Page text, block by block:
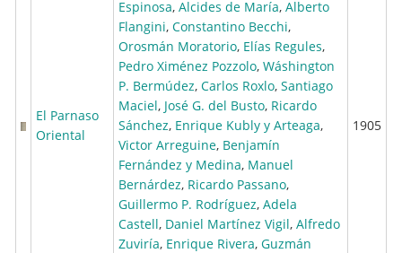
El Parnaso
Oriental
Espinosa, Alcides de María, Alberto
Flangini, Constantino Becchi,
Orosmán Moratorio, Elías Regules,
Pedro Ximénez Pozzolo, Wáshington
P. Bermúdez, Carlos Roxlo, Santiago
Maciel, José G. del Busto, Ricardo
Sánchez, Enrique Kubly y Arteaga,
Victor Arreguine, Benjamín
Fernández y Medina, Manuel
Bernárdez, Ricardo Passano,
Guillermo P. Rodríguez, Adela
Castell, Daniel Martínez Vigil, Alfredo
Zuviría, Enrique Rivera, Guzmán
1905